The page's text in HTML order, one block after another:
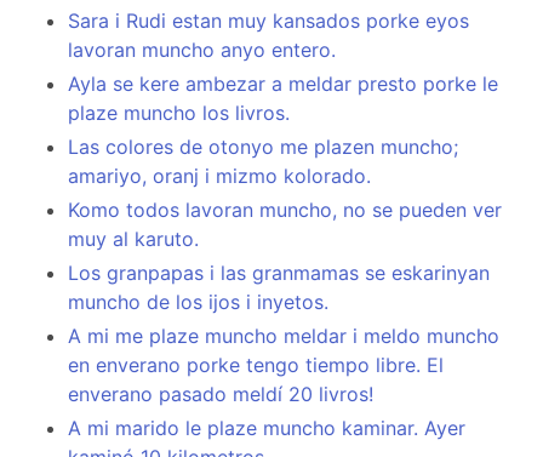
Sara i Rudi estan muy kansados porke eyos
lavoran muncho anyo entero.
Ayla se kere ambezar a meldar presto porke le
plaze muncho los livros.
Las colores de otonyo me plazen muncho;
amariyo, oranj i mizmo kolorado.
Komo todos lavoran muncho, no se pueden ver
muy al karuto.
Los granpapas i las granmamas se eskarinyan
muncho de los ijos i inyetos.
A mi me plaze muncho meldar i meldo muncho
en enverano porke tengo tiempo libre. El
enverano pasado meldí 20 livros!
A mi marido le plaze muncho kaminar. Ayer